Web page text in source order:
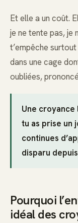
Et elle a un coût.
je ne tente pas, je
t’empêche
dans une cage
oubliées,
Une croyance
tu as prise un
continues
disparu
Pourquoi
idéal des